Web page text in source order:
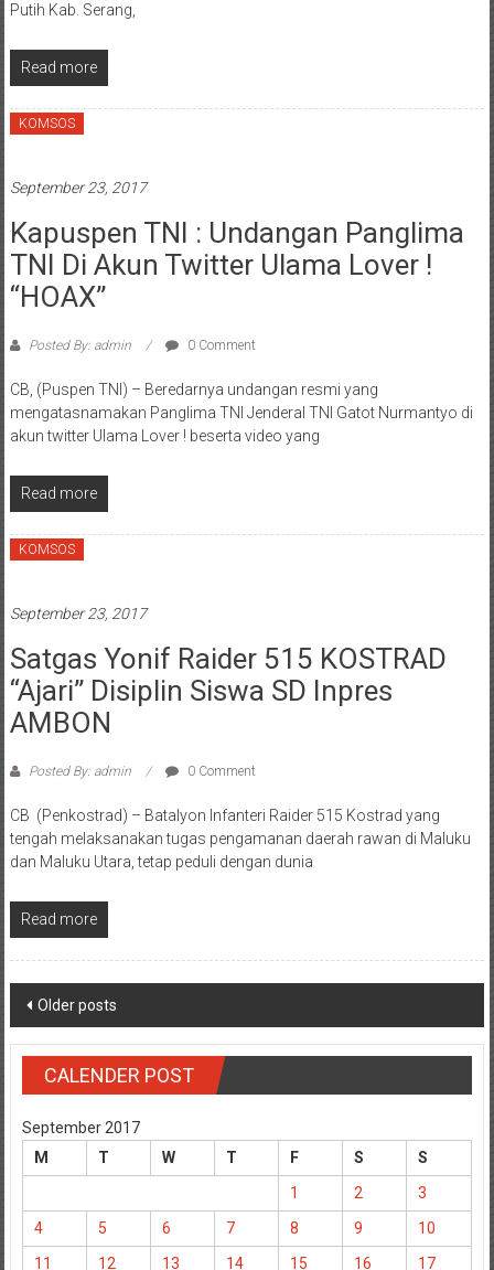
Putih Kab. Serang,
Read more
KOMSOS
September 23, 2017
Kapuspen TNI : Undangan Panglima
TNI Di Akun Twitter Ulama Lover !
“HOAX”
Posted By: admin 0 Comment
CB, (Puspen TNI) – Beredarnya undangan resmi yang
mengatasnamakan Panglima TNI Jenderal TNI Gatot Nurmantyo di
akun twitter Ulama Lover ! beserta video yang
Read more
KOMSOS
September 23, 2017
Satgas Yonif Raider 515 KOSTRAD
“Ajari” Disiplin Siswa SD Inpres
AMBON
Posted By: admin 0 Comment
CB (Penkostrad) – Batalyon Infanteri Raider 515 Kostrad yang
tengah melaksanakan tugas pengamanan daerah rawan di Maluku
dan Maluku Utara, tetap peduli dengan dunia
Read more
Posts
navigation
Older posts
CALENDER POST
September 2017
M
T W T F S
S
1
2
3
4
5 6 7 8 9
10
11
12 13 14 15 16 17